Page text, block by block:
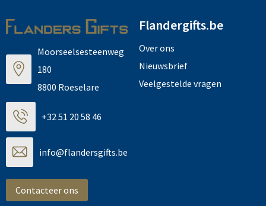
Moorseelsesteenweg
180
8800 Roeselare
+32 51 20 58 46
info@flandersgifts.be
Contacteer ons
Flandergifts.be
Over ons
Nieuwsbrief
Veelgestelde vragen